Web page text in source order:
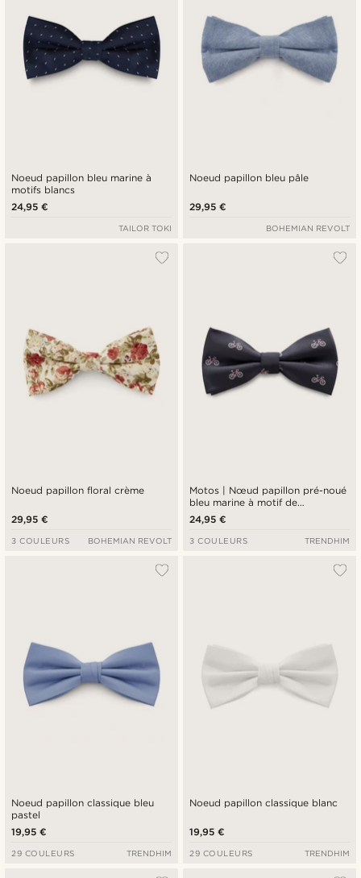
Noeud papillon bleu marine à
motifs blancs
24,95 €
TAILOR TOKI
Noeud papillon bleu pâle
29,95 €
BOHEMIAN REVOLT
Noeud papillon floral crème
29,95 €
3 COULEURS BOHEMIAN REVOLT
Motos | Nœud papillon pré-noué
bleu marine à motif de
bicyclettes
24,95 €
3 COULEURS TRENDHIM
Noeud papillon classique bleu
pastel
19,95 €
29 COULEURS TRENDHIM
Noeud papillon classique blanc
19,95 €
29 COULEURS TRENDHIM